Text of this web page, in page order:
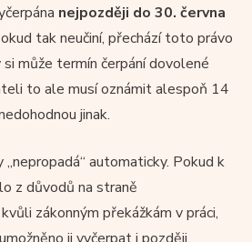
nejpozději do 30. června
tak neučiní, přechází toto právo
může termín čerpání dovolené
to ale musí oznámit alespoň 14
jinak.
automaticky. Pokud k
z důvodů na straně
zákonným překážkám v práci,
ji vyčerpat i později.